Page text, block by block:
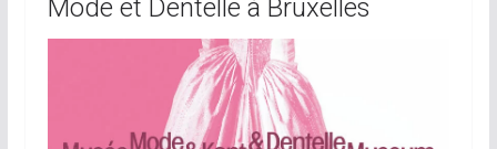
Mode et Dentelle à Bruxelles